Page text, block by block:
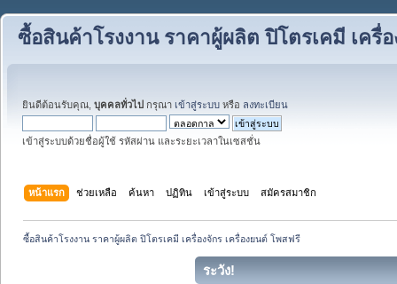
ซื้อสินค้าโรงงาน ราคาผู้ผลิต ปิโตรเคมี เครื่
ยินดีต้อนรับคุณ, บุคคลทั่วไป กรุณา เข้าสู่ระบบ หรือ ลงทะเบียน
เข้าสู่ระบบด้วยชื่อผู้ใช้ รหัสผ่าน และระยะเวลาในเซสชั่น
หน้าแรก ช่วยเหลือ ค้นหา ปฏิทิน เข้าสู่ระบบ สมัครสมาชิก
ซื้อสินค้าโรงงาน ราคาผู้ผลิต ปิโตรเคมี เครื่องจักร เครื่องยนต์ โพสฟรี
ระวัง!